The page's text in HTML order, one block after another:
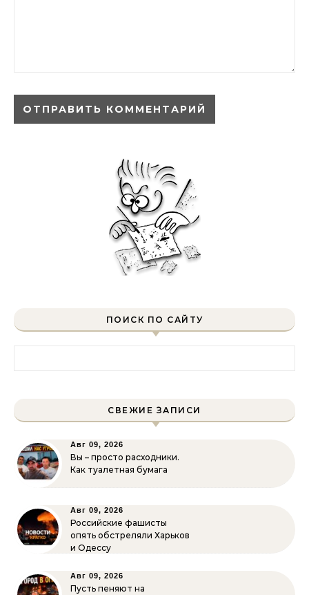
ПОИСК ПО САЙТУ
СВЕЖИЕ ЗАПИСИ
Авг 09, 2026
Вы – просто расходники.
Как туалетная бумага
Авг 09, 2026
Российские фашисты
опять обстреляли Харьков
и Одессу
Авг 09, 2026
Пусть пеняют на